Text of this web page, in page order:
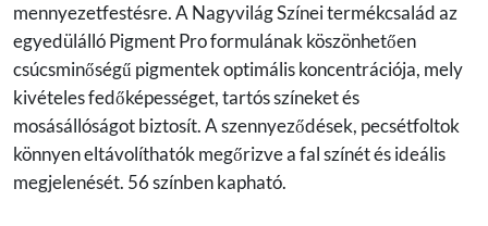
mennyezetfestésre. A Nagyvilág Színei termékcsalád az
egyedülálló Pigment Pro formulának köszönhetően
csúcsminőségű pigmentek optimális koncentrációja, mely
kivételes fedőképességet, tartós színeket és
mosásállóságot biztosít. A szennyeződések, pecsétfoltok
könnyen eltávolíthatók megőrizve a fal színét és ideális
megjelenését. 56 színben kapható.